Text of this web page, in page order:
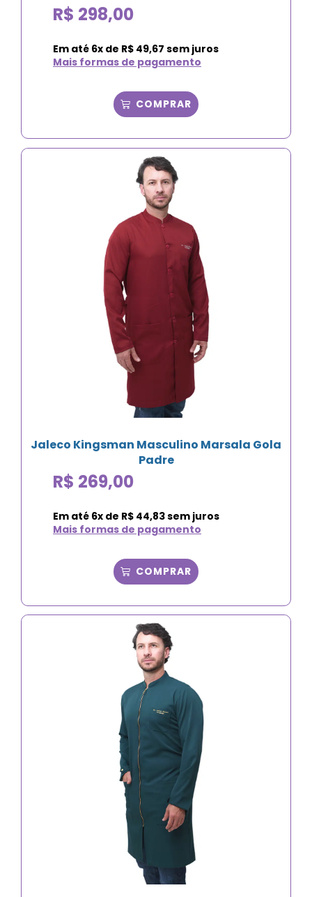
R$ 298,00
Em até 6x de R$ 49,67 sem juros
Mais formas de pagamento
COMPRAR
Jaleco Kingsman Masculino Marsala Gola
Padre
R$ 269,00
Em até 6x de R$ 44,83sem juros
Mais formas de pagamento
COMPRAR